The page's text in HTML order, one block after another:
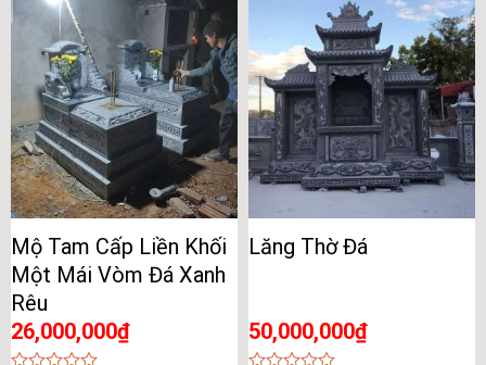
Mộ Tam Cấp Liền Khối
Một Mái Vòm Đá Xanh
Rêu
26,000,000₫
Lăng Thờ Đá
50,000,000₫